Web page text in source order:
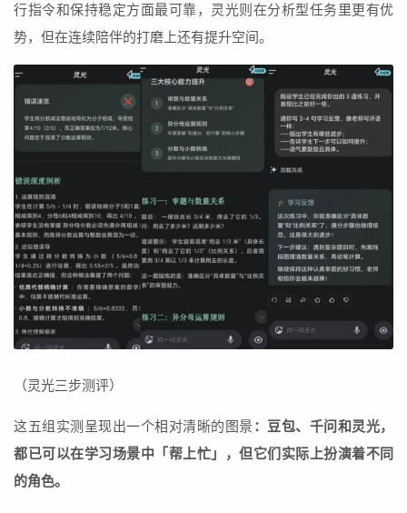
行指令和保持稳定方面最可靠，灵光则在分析型任务里更有优
势，但在连续陪伴的打磨上还有提升空间。
（灵光三步测评）
这五组实测呈现出一个相对清晰的图景 ：豆包、千问和灵光，
都已可以在学习场景中「帮上忙」，但它们实际上扮演着不同
的角色。